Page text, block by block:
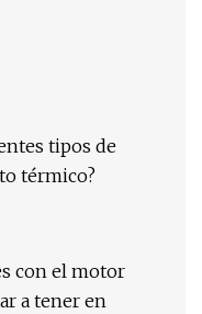
tipos de
térmico?
con el motor
a tener en